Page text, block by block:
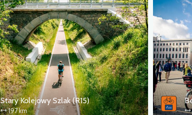
Stary Kolejowy Szlak (R15)
197 km